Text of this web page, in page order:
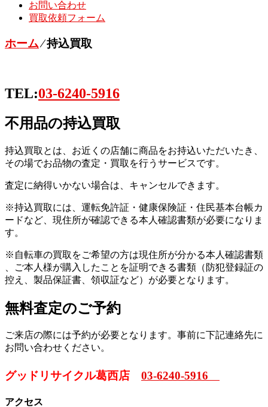
お問い合わせ
買取依頼フォーム
ホーム⁄持込買取
TEL:03-6240-5916
不用品の持込買取
持込買取とは、お近くの店舗に商品をお持込いただいたき、
その場でお品物の査定・買取を行うサービスです。
査定に納得いかない場合は、キャンセルできます。
※持込買取には、運転免許証・健康保険証・住民基本台帳カ
ードなど、現住所が確認できる本人確認書類が必要になりま
す。
※自転車の買取をご希望の方は現住所が分かる本人確認書類
、ご本人様が購入したことを証明できる書類（防犯登録証の
控え、製品保証書、領収証など）が必要となります。
無料査定のご予約
ご来店の際には予約が必要となります。事前に下記連絡先に
お問い合わせください。
グッドリサイクル葛西店 03-6240-5916
アクセス